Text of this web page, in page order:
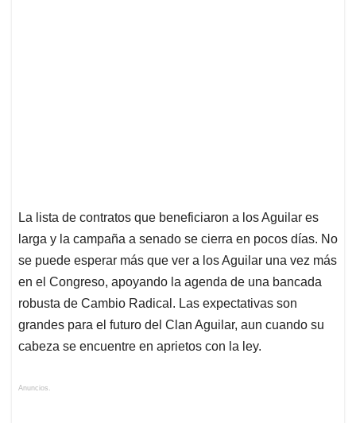
La lista de contratos que beneficiaron a los Aguilar es
larga y la campaña a senado se cierra en pocos días. No
se puede esperar más que ver a los Aguilar una vez más
en el Congreso, apoyando la agenda de una bancada
robusta de Cambio Radical. Las expectativas son
grandes para el futuro del Clan Aguilar, aun cuando su
cabeza se encuentre en aprietos con la ley.
Anuncios.